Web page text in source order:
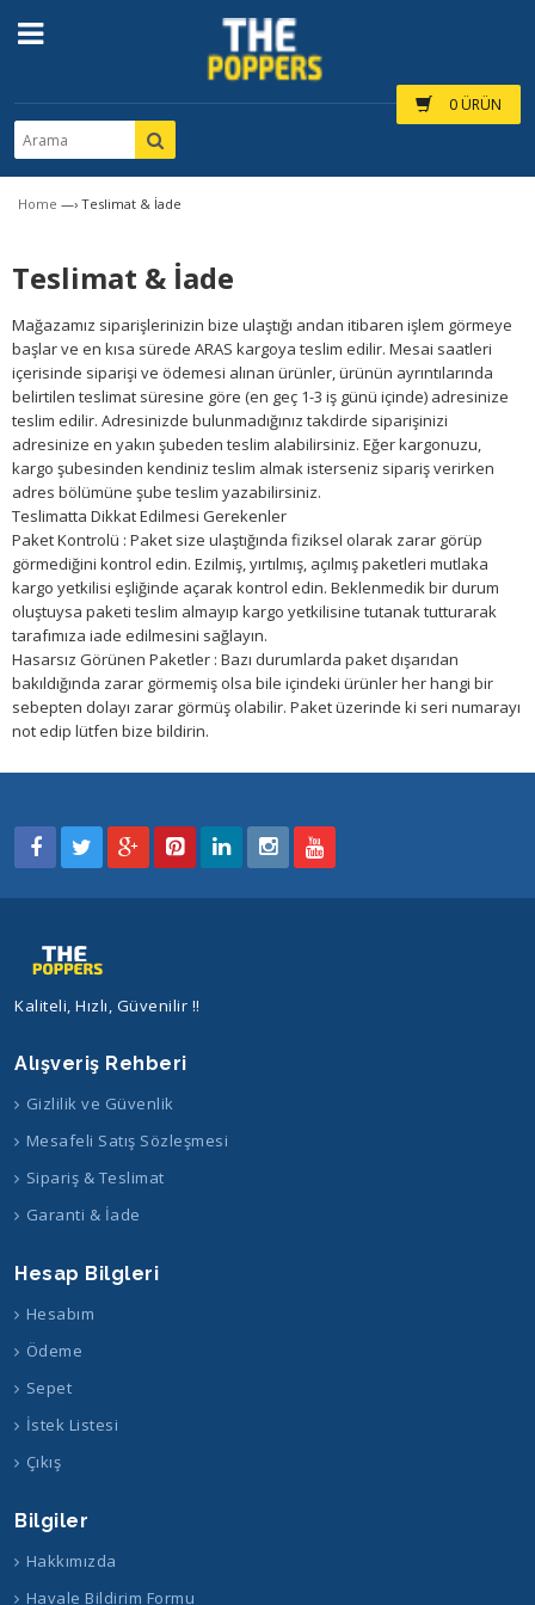
0 ÜRÜN
Home —› Teslimat & İade
Teslimat & İade
Mağazamız siparişlerinizin bize ulaştığı andan itibaren işlem görmeye
başlar ve en kısa sürede ARAS kargoya teslim edilir. Mesai saatleri
içerisinde siparişi ve ödemesi alınan ürünler, ürünün ayrıntılarında
belirtilen teslimat süresine göre (en geç 1-3 iş günü içinde) adresinize
teslim edilir. Adresinizde bulunmadığınız takdirde siparişinizi
adresinize en yakın şubeden teslim alabilirsiniz. Eğer kargonuzu,
kargo şubesinden kendiniz teslim almak isterseniz sipariş verirken
adres bölümüne şube teslim yazabilirsiniz.
Teslimatta Dikkat Edilmesi Gerekenler
Paket Kontrolü : Paket size ulaştığında fiziksel olarak zarar görüp
görmediğini kontrol edin. Ezilmiş, yırtılmış, açılmış paketleri mutlaka
kargo yetkilisi eşliğinde açarak kontrol edin. Beklenmedik bir durum
oluştuysa paketi teslim almayıp kargo yetkilisine tutanak tutturarak
tarafımıza iade edilmesini sağlayın.
Hasarsız Görünen Paketler : Bazı durumlarda paket dışarıdan
bakıldığında zarar görmemiş olsa bile içindeki ürünler her hangi bir
sebepten dolayı zarar görmüş olabilir. Paket üzerinde ki seri numarayı
not edip lütfen bize bildirin.
Kaliteli, Hızlı, Güvenilir !!
Alışveriş Rehberi
Gizlilik ve Güvenlik
Mesafeli Satış Sözleşmesi
Sipariş & Teslimat
Garanti & İade
Hesap Bilgleri
Hesabım
Ödeme
Sepet
İstek Listesi
Çıkış
Bilgiler
Hakkımızda
Havale Bildirim Formu